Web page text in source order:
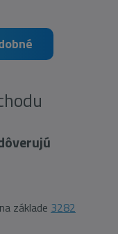
základe 3282